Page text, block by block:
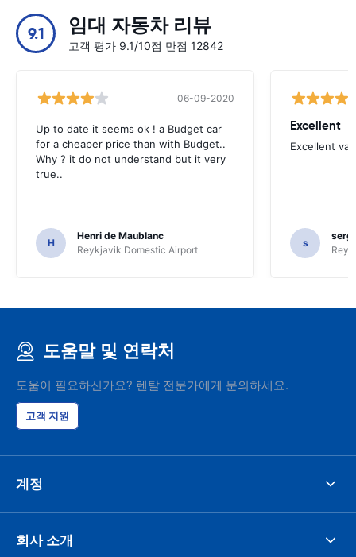
9.1 임대 자동차 리뷰
고객 평가 9.1/10점 만점 12842
06-09-2020
Up to date it seems ok ! a Budget car
for a cheaper price than with Budget..
Why ? it do not understand but it very
true..
H
Henri de Maublanc
Reykjavik Domestic Airport
Excellent
Excellent
s
도움말 및 연락처
도움이 필요하신가요? 렌탈 전문가에게 문의하세요.
고객 지원
계정
회사 소개